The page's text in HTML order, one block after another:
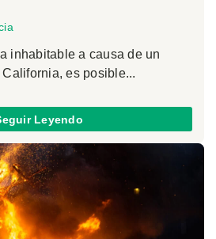
inhabitable a causa de un
es posible...
Leyendo